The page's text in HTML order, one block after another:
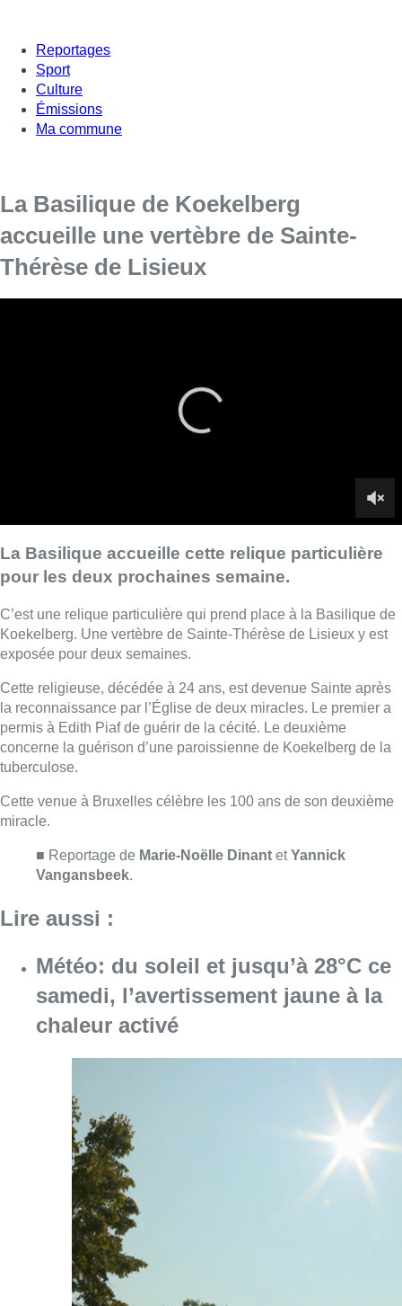
Reportages
Sport
Culture
Émissions
Ma commune
La Basilique de Koekelberg
accueille une vertèbre de Sainte-
Thérèse de Lisieux
Koekelberg. Une vertèbre de Sainte-Thérèse de Lisieux y est
exposée pour deux semaines.
concerne la guérison d’une paroissienne de Koekelberg de la
tuberculose.
Cette venue à Bruxelles célèbre les 100 ans de son deuxième
miracle.
■ Reportage deMarie-Noëlle DinantetYannick
Vangansbeek.
Lire aussi :
Météo: du soleil et jusqu’à 28°C ce
samedi, l’avertissement jaune à la
08 août 2026Consulter l'article "Météo: du soleil et
Coups de feu sur fond de “rivalité
amoureuse” à Uccle: une personne
blessée à la jambe